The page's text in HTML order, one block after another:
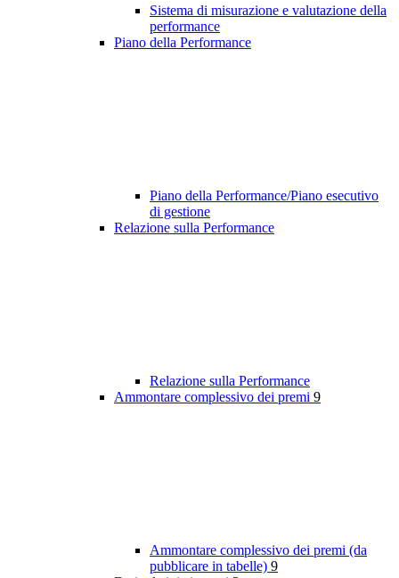
Sistema di misurazione e valutazione della
performance
Piano della Performance
Piano della Performance/Piano esecutivo
di gestione
Relazione sulla Performance
Relazione sulla Performance
Ammontare complessivo dei premi 9
Ammontare complessivo dei premi (da
pubblicare in tabelle) 9